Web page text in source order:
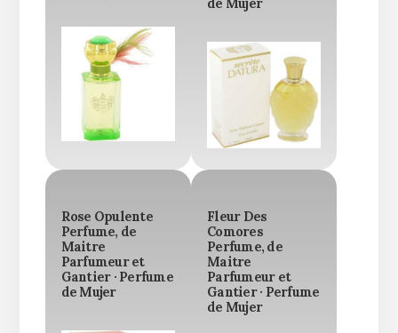
de Mujer
Rose Opulente
Perfume, de
Maitre
Parfumeur et
Gantier · Perfume
de Mujer
Fleur Des
Comores
Perfume, de
Maitre
Parfumeur et
Gantier · Perfume
de Mujer